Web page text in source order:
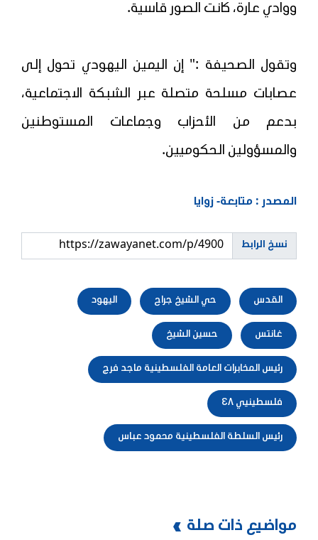
ووادي عارة، كانت الصور قاسية.
وتقول الصحيفة :" إن اليمين اليهودي تحول إلى
عصابات مسلحة متصلة عبر الشبكة الاجتماعية،
بدعم من الأحزاب وجماعات المستوطنين
والمسؤولين الحكوميين.
المصدر : متابعة- زوايا
نسخ الرابط
القدس حي الشيخ جراح اليهود
غانتس حسين الشيخ
رئيس المخابرات العامة الفلسطينية ماجد فرج
فلسطينيي ٤٨
رئيس السلطة الفلسطينية محمود عباس
مواضيع ذات صلة